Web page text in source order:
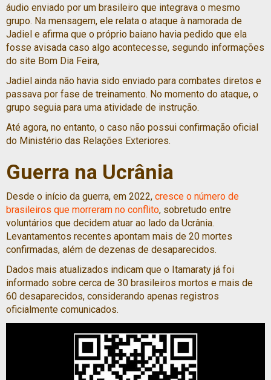
áudio enviado por um brasileiro que integrava o mesmo
grupo. Na mensagem, ele relata o ataque à namorada de
Jadiel e afirma que o próprio baiano havia pedido que ela
fosse avisada caso algo acontecesse, segundo informações
do site Bom Dia Feira,
Jadiel ainda não havia sido enviado para combates diretos e
passava por fase de treinamento. No momento do ataque, o
grupo seguia para uma atividade de instrução.
Até agora, no entanto, o caso não possui confirmação oficial
do Ministério das Relações Exteriores.
Guerra na Ucrânia
Desde o início da guerra, em 2022, cresce o número de
brasileiros que morreram no conflito, sobretudo entre
voluntários que decidem atuar ao lado da Ucrânia.
Levantamentos recentes apontam mais de 20 mortes
confirmadas, além de dezenas de desaparecidos.
Dados mais atualizados indicam que o Itamaraty já foi
informado sobre cerca de 30 brasileiros mortos e mais de
60 desaparecidos, considerando apenas registros
oficialmente comunicados.